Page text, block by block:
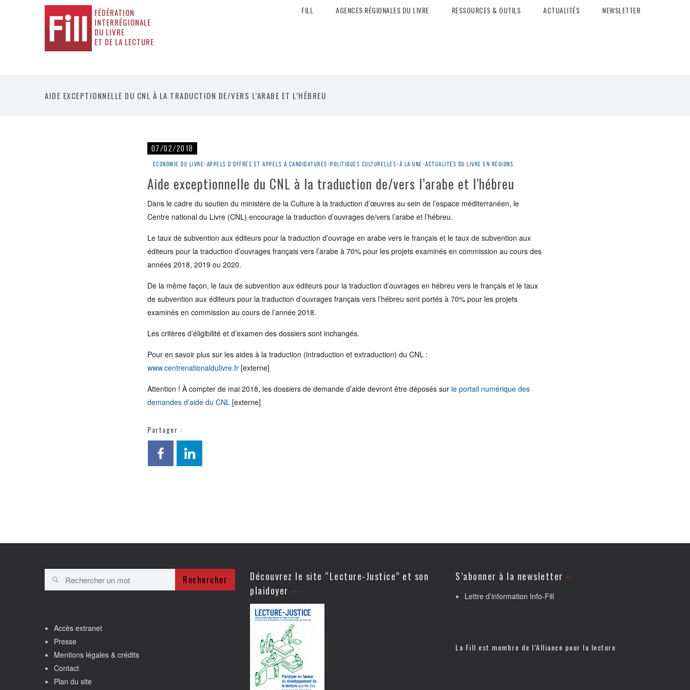
FÉDÉRATION
INTERRÉGIONALE
DU LIVRE
ET DE LA LECTURE
FILL AGENCES RÉGIONALES DU LIVRE RESSOURCES & OUTILS ACTUALITÉS NEWSLETTER
AIDE EXCEPTIONNELLE DU CNL À LA TRADUCTION DE/VERS L’ARABE ET L’HÉBREU
07/02/2018
Économie du livre•Appels d'offres et appels à candidatures •Politiques culturelles•À la une •Actualités du livre en régions
Aide exceptionnelle du CNL à la traduction de/vers l’arabe et l’hébreu
Dans le cadre du soutien du ministère de la Culture à la traduction d’œuvres au sein de l’espace méditerranéen, le
Centre national du Livre (CNL) encourage la traduction d’ouvrages de/vers l’arabe et l’hébreu.
Le taux de subvention aux éditeurs pour la traduction d’ouvrage en arabe vers le français et le taux de subvention aux
éditeurs pour la traduction d’ouvrages français vers l’arabe à 70% pour les projets examinés en commission au cours des
années 2018, 2019 ou 2020.
De la même façon, le taux de subvention aux éditeurs pour la traduction d’ouvrages en hébreu vers le français et le taux
de subvention aux éditeurs pour la traduction d’ouvrages français vers l’hébreu sont portés à 70% pour les projets
examinés en commission au cours de l’année 2018.
Les critères d’éligibilité et d’examen des dossiers sont inchangés.
Pour en savoir plus sur les aides à la traduction (intraduction et extraduction) du CNL :
www.centrenationaldulivre.fr [externe]
Attention ! À compter de mai 2018, les dossiers de demande d’aide devront être déposés sur le portail numérique des
demandes d’aide du CNL [externe]
Partager :
Rechercher
Accès extranet
Presse
Mentions légales & crédits
Contact
Plan du site
Découvrez le site “Lecture-Justice” et son
plaidoyer
S’abonner à la newsletter
Lettre d’information Info-Fill
La Fill est membre de l’Alliance pour la lecture